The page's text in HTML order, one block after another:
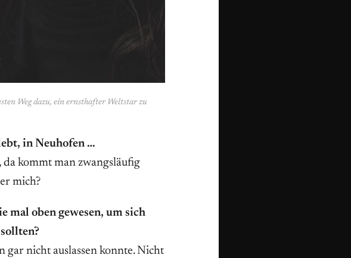
Weg dazu, ein ernsthafter Weltstar zu
in Neuhofen …
kommt man zwangsläufig
mich?
mal oben gewesen, um sich
nicht auslassen konnte. Nicht